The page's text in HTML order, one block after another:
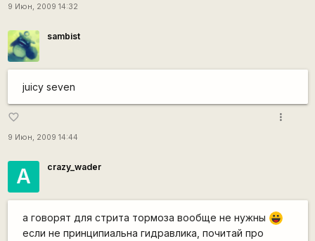
9 Июн, 2009 14:32
sambist
juicy seven
favorite_border
9 Июн, 2009 14:44
more_vert
А crazy_wader
а говорят для стрита тормоза вообще не нужны |-))
если не принципиальна гидравлика, почитай про